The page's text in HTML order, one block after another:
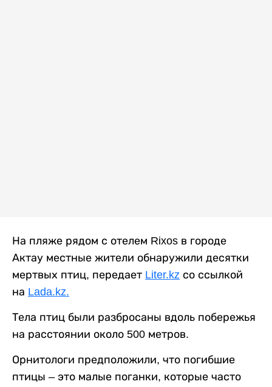
На пляже рядом с отелем Rixos в городе
Актау местные жители обнаружили десятки
мертвых птиц, передает Liter.kz со ссылкой
на Lada.kz.
Тела птиц были разбросаны вдоль побережья
на расстоянии около 500 метров.
Орнитологи предположили, что погибшие
птицы – это малые поганки, которые часто